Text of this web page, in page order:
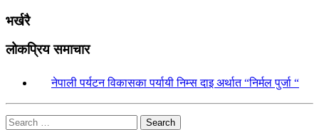
भर्खरै
लोकप्रिय समाचार
नेपाली पर्यटन विकासका पर्यायी निम्स दाइ अर्थात “निर्मल पुर्जा “
Search